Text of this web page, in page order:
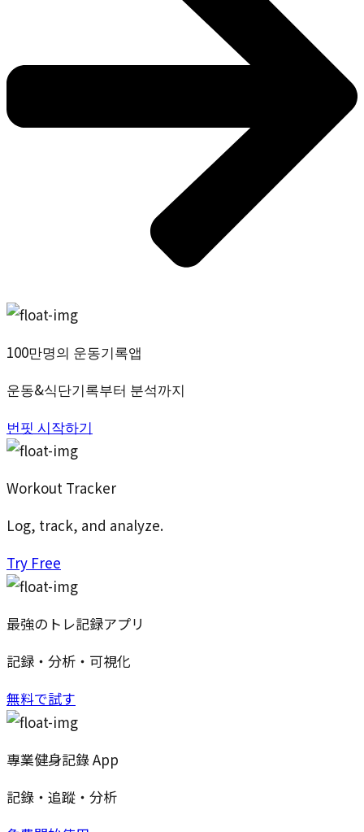
100만명의 운동기록앱
운동&식단기록부터 분석까지
번핏 시작하기
Workout Tracker
Log, track, and analyze.
Try Free
最強のトレ記録アプリ
記録・分析・可視化
無料で試す
專業健身記錄 App
記錄・追蹤・分析